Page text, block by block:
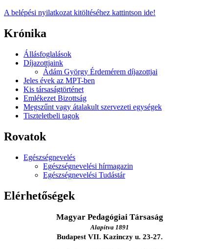
A belépési nyilatkozat kitöltéséhez kattintson ide!
Krónika
Állásfoglalások
Díjazottjaink
Ádám György Érdemérem díjazottjai
Jeles évek az MPT-ben
Kis társaságtörténet
Emlékezet Bizottság
Megszűnt vagy átalakult szervezeti egységek
Tiszteletbeli tagok
Rovatok
Egészségnevelés
Egészségnevelési hírmagazin
Egészségnevelési Tudástár
Elérhetőségek
Magyar Pedagógiai Társaság
Alapítva 1891
Budapest VII. Kazinczy u. 23-27.